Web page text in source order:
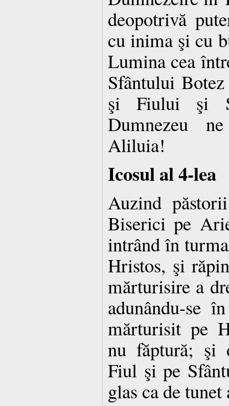
deopotrivă
cu inima şi cu
Lumina cea
Sfântului
şi Fiului şi
Dumnezeu
Aliluia!
Icosul al 4-lea
Auzind
Biserici pe
intrând în
Hristos, şi
mărturisire a
adunându-se
mărturisit pe
nu făptură; şi
Fiul şi pe
glas ca de